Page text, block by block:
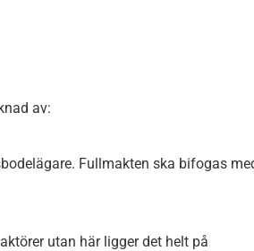
av:
Fullmakten ska bifogas
utan här ligger det helt på